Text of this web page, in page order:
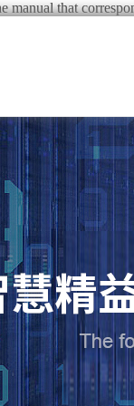
manual that